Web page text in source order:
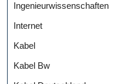
Ingenieurwissenschaften
Internet
Kabel
Kabel Bw